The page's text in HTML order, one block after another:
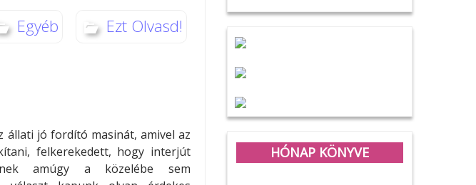
Körbirodalmi lépegető
HÓNAP KÖNYVE
Egyéb Ezt Olvasd!
állati jó fordító masinát, amivel az
felkerekedett, hogy interjút
amúgy a közelébe sem